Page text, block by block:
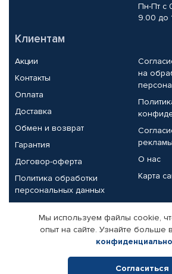
Пн-Пт с
9.00 до
Клиентам
Акции
Контакты
Оплата
Доставка
Обмен и возврат
Гарантия
Договор-оферта
Политика обработки
персональных данных
на
рекламы
О нас
Карта
Партнерам
Корпоративным клиентам
Поставщикам
Мы используем файлы cookie,
опыт на сайте. Узнайте больше
Согласиться